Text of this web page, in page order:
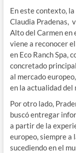
En este contexto,
Claudia Pradenas,
Alto del Carmen en
viene a reconocer
en Eco Ranch Spa,
concretado
al mercado
en la actualidad del
Por otro lado,
buscó entregar
a partir de la
europeo, siempre a
sucediendo en el